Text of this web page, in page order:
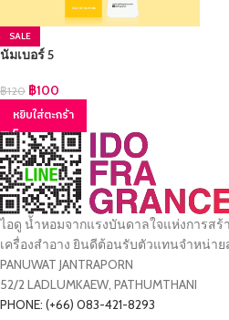
SALE
นัมเบอร์ 5
฿120 ฿100
หยิบใส่ตะกร้า
ไอดู น้ำหอมจากแรงบันดาลใจแห่งการส
เครื่องสำอาง ยินดีต้อนรับตัวแทนจำหน่า
PANUWAT JANTRAPORN
52/2 LADLUMKAEW, PATHUMTHANI
PHONE: (+66) 083-421-8293